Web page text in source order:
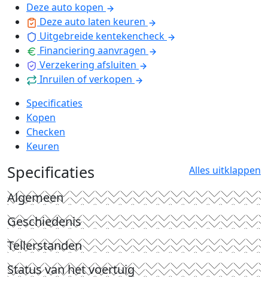
Deze auto kopen
Deze auto laten keuren
Uitgebreide kentekencheck
Financiering aanvragen
Verzekering afsluiten
Inruilen of verkopen
Specificaties
Kopen
Checken
Keuren
Specificaties Alles uitklappen
Algemeen
Geschiedenis
Tellerstanden
Status van het voertuig